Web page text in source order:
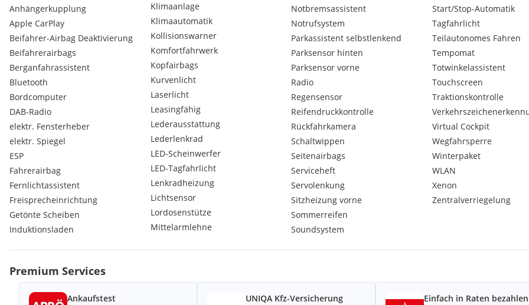
Sitzheizung für Fahrer und Beifahrer
Erweiterte Features MBUX
Fensterheber elektrisch
Klimatisierungsautomatik THERMATIC
Kommunikationsmodul (LTE) für die Nutzung von Mercedes me connect Diensten
Vorbereitung für die Nutzung von Mercedes me connect Diensten
Licht- und Sicht-Paket
Scheibenwischer mit Regensensor
Scheinwerferaufschaltung - Auffindbeleuchtung
Polsterung Ledernachbildung ARTICO/Stoff Bertrix
Seitenairbags vorne
Traktionskontrolle
Vorrüstung für erweiterte Navigationsdienste
Vorrüstung für Live Traffic Information
Windowbag für Fahrer und Beifahrer
Zentralverriegelung mit Funkfernbedienung
Zierelemente Carbonoptik dunkel
Adaptiver Fernlicht-Assistent Plus
Ambientebeleuchtung
Anhängevorrichtung mit ESP Anhängerstabilisierung
CENTRAL MEDIA DISPLAY
Anhängerkupplung
Apple CarPlay
Beifahrer-Airbag Deaktivierung
Beifahrerairbags
Berganfahrassistent
Bluetooth
Bordcomputer
DAB-Radio
elektr. Fensterheber
elektr. Spiegel
ESP
Fahrerairbag
Fernlichtassistent
Freisprecheinrichtung
Getönte Scheiben
Induktionsladen
Klimaanlage
Klimaautomatik
Kollisionswarner
Komfortfahrwerk
Kopfairbags
Kurvenlicht
Laserlicht
Leasingfähig
Lederausstattung
Lederlenkrad
LED-Scheinwerfer
LED-Tagfahrlicht
Lenkradheizung
Lichtsensor
Lordosenstütze
Mittelarmlehne
Notbremsassistent
Notrufsystem
Parkassistent selbstlenkend
Parksensor hinten
Parksensor vorne
Radio
Regensensor
Reifendruckkontrolle
Rückfahrkamera
Schaltwippen
Seitenairbags
Serviceheft
Servolenkung
Sitzheizung vorne
Sommerreifen
Soundsystem
Start/Stop-Automatik
Tagfahrlicht
Teilautonomes Fahren
Tempomat
Totwinkelassistent
Touchscreen
Traktionskontrolle
Virtual Cockpit
Wegfahrsperre
Winterpaket
WLAN
Xenon
Zentralverriegelung
Premium Services
Ankaufstest
UNIQA Kfz-Versicherung
Einfach in Raten bezahlen